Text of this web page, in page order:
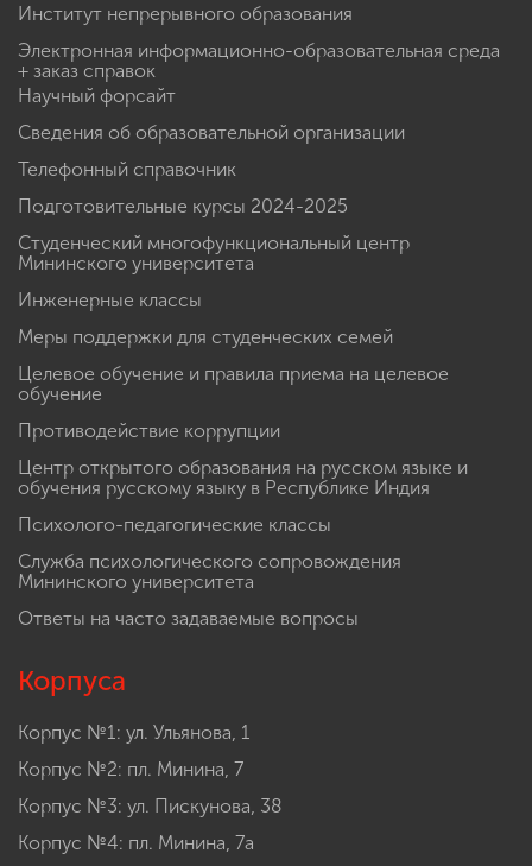
Институт непрерывного образования
Электронная информационно-образовательная среда
+ заказ справок
Научный форсайт
Сведения об образовательной организации
Телефонный справочник
Подготовительные курсы 2024-2025
Студенческий многофункциональный центр
Мининского университета
Инженерные классы
Меры поддержки для студенческих семей
Целевое обучение и правила приема на целевое
обучение
Противодействие коррупции
Центр открытого образования на русском языке и
обучения русскому языку в Республике Индия
Психолого-педагогические классы
Служба психологического сопровождения
Мининского университета
Ответы на часто задаваемые вопросы
Корпуса
Корпус №1: ул. Ульянова, 1
Корпус №2: пл. Минина, 7
Корпус №3: ул. Пискунова, 38
Корпус №4: пл. Минина, 7а